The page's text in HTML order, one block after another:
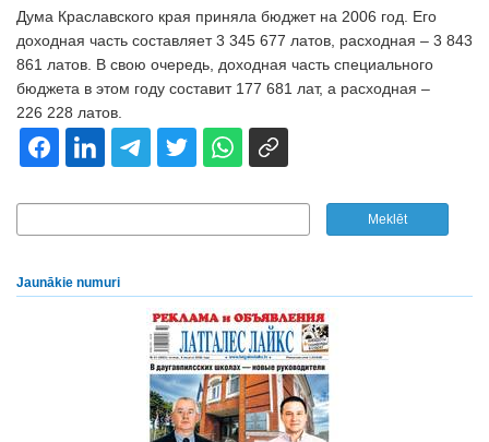
Дума Краславского края приняла бюджет на 2006 год. Его
доходная часть составляет 3 345 677 латов, расходная – 3 843
861 латов. В свою очередь, доходная часть специального
бюджета в этом году составит 177 681 лат, а расходная –
226 228 латов.
Jaunākie numuri